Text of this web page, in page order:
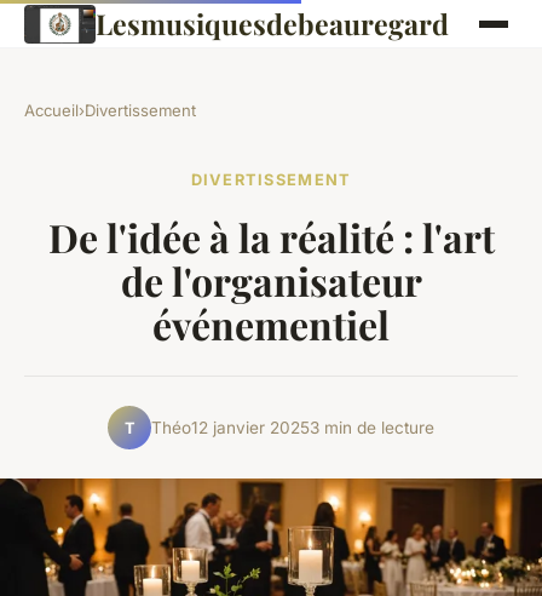
Lesmusiquesdebeauregard
Accueil›Divertissement
DIVERTISSEMENT
De l'idée à la réalité : l'art
de l'organisateur
événementiel
T Théo12 janvier 20253 min de lecture